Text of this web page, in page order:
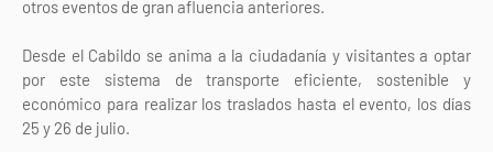
otros eventos de gran afluencia anteriores.
Desde el Cabildo se anima a la ciudadanía y visitantes a optar
por este sistema de transporte eficiente, sostenible y
económico para realizar los traslados hasta el evento, los días
25 y 26 de julio.